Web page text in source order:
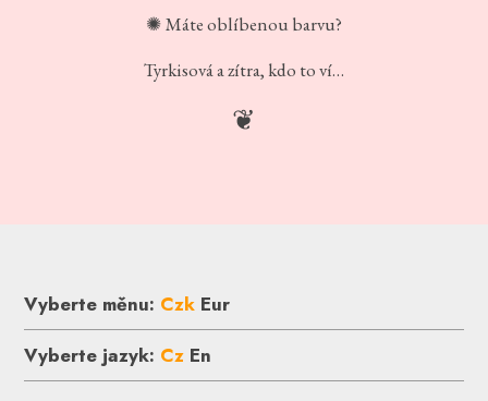
✺ Máte oblíbenou barvu?
Tyrkisová a zítra, kdo to ví…
❦
Vyberte měnu: Czk Eur
Vyberte jazyk: Cz En